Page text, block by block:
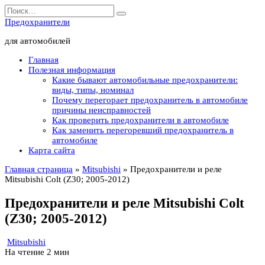
Перейти
к
содержанию
Search
for:
Предохранители
для автомобилей
Главная
Полезная информация
Какие бывают автомобильные предохранители:
виды, типы, номинал
Почему перегорает предохранитель в автомобиле
причины неисправностей
Как проверить предохранители в автомобиле
Как заменить перегоревший предохранитель в
автомобиле
Карта сайта
Главная страница » Mitsubishi » Предохранители и реле
Mitsubishi Colt (Z30; 2005-2012)
Предохранители и реле Mitsubishi Colt
(Z30; 2005-2012)
Mitsubishi
На чтение 2 мин